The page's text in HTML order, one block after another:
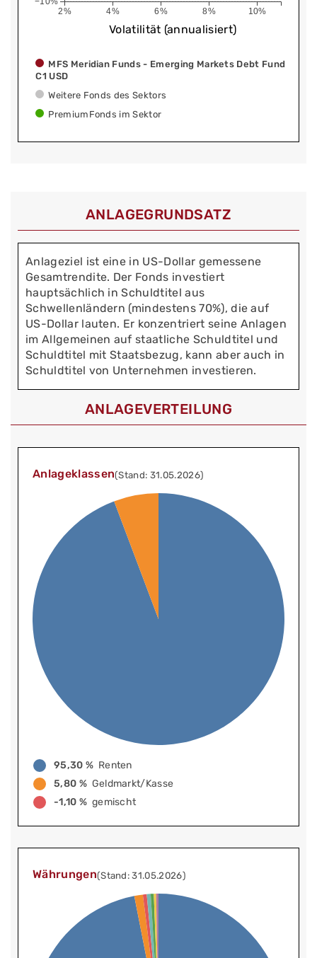
2% 4% 6% 8% 10%
Volatilität (annualisiert)
MFS Meridian Funds - Emerging Markets Debt Fund
C1 USD
Weitere Fonds des Sektors
PremiumFonds im Sektor
ANLAGEGRUNDSATZ
Anlageziel ist eine in US-Dollar gemessene
Gesamtrendite. Der Fonds investiert
hauptsächlich in Schuldtitel aus
Schwellenländern (mindestens 70%), die auf
US-Dollar lauten. Er konzentriert seine Anlagen
im Allgemeinen auf staatliche Schuldtitel und
Schuldtitel mit Staatsbezug, kann aber auch in
Schuldtitel von Unternehmen investieren.
ANLAGEVERTEILUNG
Anlageklassen(Stand: 31.05.2026)
95,30 % Renten
5,80 % Geldmarkt/Kasse
-1,10 % gemischt
Währungen(Stand: 31.05.2026)